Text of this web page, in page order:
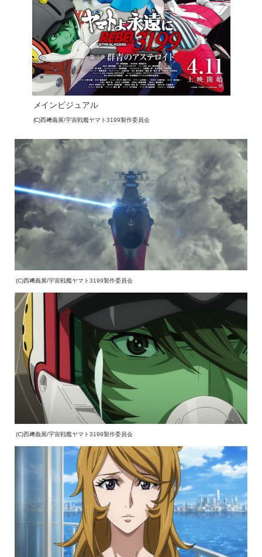
メインビジュアル
(C)西﨑義展/宇宙戦艦ヤマト3199製作委員会
(C)西﨑義展/宇宙戦艦ヤマト3199製作委員会
(C)西﨑義展/宇宙戦艦ヤマト3199製作委員会